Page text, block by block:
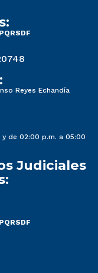
PQRSDF
Reyes Echandía
de 02:00 p.m. a 05:00
Judiciales
PQRSDF